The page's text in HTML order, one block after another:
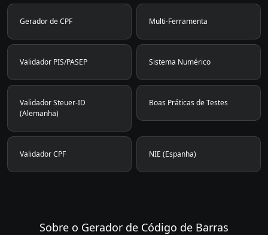
Gerador de CPF Multi-Ferramenta
Validador PIS/PASEP Sistema Numérico
Validador Steuer-ID
(Alemanha)
Boas Práticas de Testes
Validador CPF NIE (Espanha)
Sobre o Gerador de Código de Barras